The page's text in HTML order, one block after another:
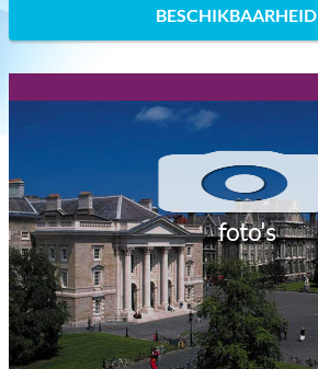
BESCHIKBAARHEID
foto's